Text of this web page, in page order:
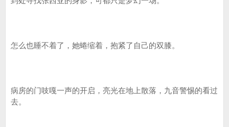
怎么也睡不着了，她蜷缩着，抱紧了自己的双膝。
病房的门吱嘎一声的开启，亮光在地上散落，九音警惕的看过
去。